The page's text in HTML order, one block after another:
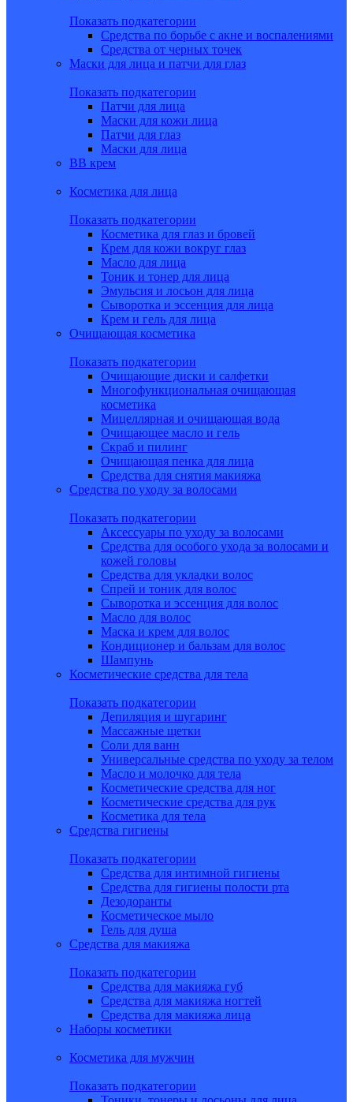
Показать подкатегории
Средства по борьбе с акне и воспалениями
Средства от черных точек
Маски для лица и патчи для глаз
Показать подкатегории
Патчи для лица
Маски для кожи лица
Патчи для глаз
Маски для лица
BB крем
Косметика для лица
Показать подкатегории
Косметика для глаз и бровей
Крем для кожи вокруг глаз
Масло для лица
Тоник и тонер для лица
Эмульсия и лосьон для лица
Сыворотка и эссенция для лица
Крем и гель для лица
Очищающая косметика
Показать подкатегории
Очищающие диски и салфетки
Многофункциональная очищающая
косметика
Мицеллярная и очищающая вода
Очищающее масло и гель
Скраб и пилинг
Очищающая пенка для лица
Средства для снятия макияжа
Средства по уходу за волосами
Показать подкатегории
Аксессуары по уходу за волосами
Средства для особого ухода за волосами и
кожей головы
Средства для укладки волос
Спрей и тоник для волос
Сыворотка и эссенция для волос
Масло для волос
Маска и крем для волос
Кондиционер и бальзам для волос
Шампунь
Косметические средства для тела
Показать подкатегории
Депиляция и шугаринг
Массажные щетки
Соли для ванн
Универсальные средства по уходу за телом
Масло и молочко для тела
Косметические средства для ног
Косметические средства для рук
Косметика для тела
Средства гигиены
Показать подкатегории
Средства для интимной гигиены
Средства для гигиены полости рта
Дезодоранты
Косметическое мыло
Гель для душа
Средства для макияжа
Показать подкатегории
Средства для макияжа губ
Средства для макияжа ногтей
Средства для макияжа лица
Наборы косметики
Косметика для мужчин
Показать подкатегории